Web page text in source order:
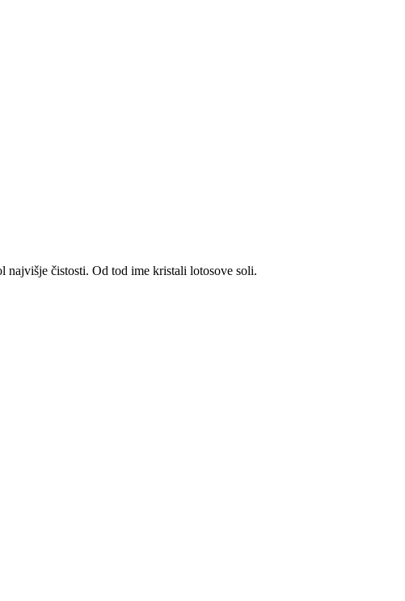
najvišje čistosti. Od tod ime kristali lotosove soli.